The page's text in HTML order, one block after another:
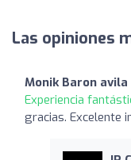
Las opiniones
Monik Baron avila
Experiencia
gracias. Excelente